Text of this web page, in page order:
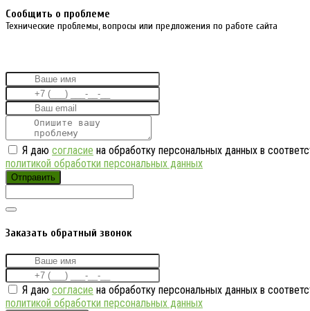
Cообщить о проблеме
Технические проблемы, вопросы или предложения по работе сайта
Я даю согласие на обработку персональных данных в
политикой обработки персональных данных
Отправить
Заказать обратный звонок
Я даю согласие на обработку персональных данных в
политикой обработки персональных данных